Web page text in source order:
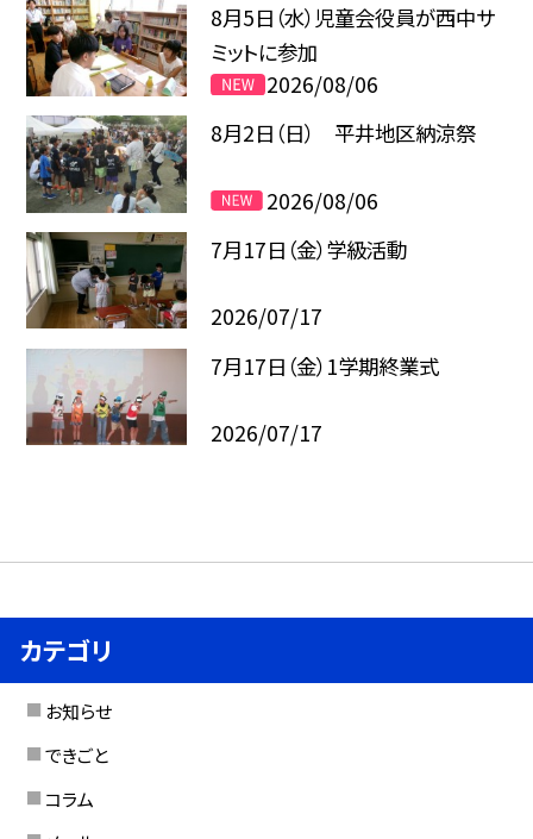
8月5日（水）児童会役員が西中サ
ミットに参加
2026/08/06
8月2日（日） 平井地区納涼祭
2026/08/06
7月17日（金）学級活動
2026/07/17
7月17日（金）1学期終業式
2026/07/17
カテゴリ
お知らせ
できごと
コラム